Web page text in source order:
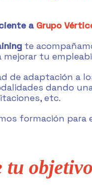
a Grupo
te
mejorar tu
de adaptación a
dando
etc.
formación para
tu objetivo